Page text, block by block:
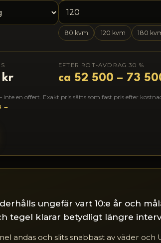
80 kvm 120 kvm 180
kr
EFTER ROT-AVDRAG 30 %
ca 52 500 – 73
en offert. Exakt pris sätts som fast pris efter
→
ungefär vart 10:e år och
tegel klarar betydligt längre
andas och slits snabbast av väder och